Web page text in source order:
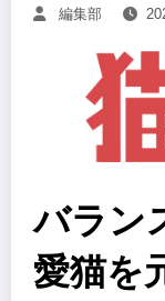
編集部
バラン
愛猫を